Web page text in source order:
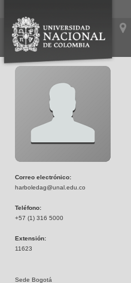
Correo electrónico:
harboledag@unal.edu.co
Teléfono:
+57 (1) 316 5000
Extensión:
11623
Sede Bogotá